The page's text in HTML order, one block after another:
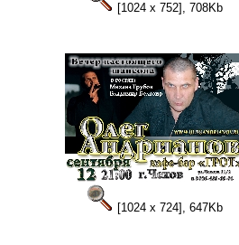
[1024 x 752], 708Kb
[1024 x 724], 647Kb